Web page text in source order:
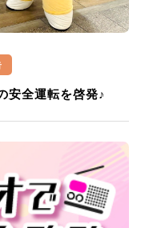
安全運転を啓発♪